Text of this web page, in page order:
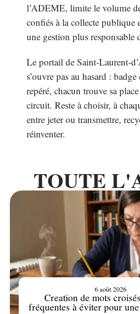
l’ADEME, limite le volume
confiés à la collecte publique
une gestion plus responsable
Le portail de Saint-Laurent-
s’ouvre pas au hasard :
repéré, chacun trouve sa
circuit. Reste à choisir, à
entre jeter ou transmettre,
réinventer.
TOUTE
Creation de mots
fréquentes à éviter pour
6 août 2026